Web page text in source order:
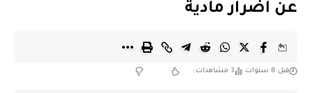
عن اضرار مادية
قبل 8 سنوات 3 مشاهدات